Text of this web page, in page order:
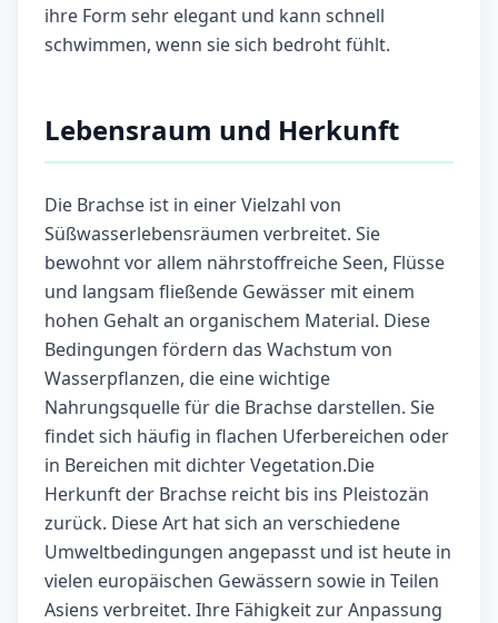
ihre Form sehr elegant und kann schnell
schwimmen, wenn sie sich bedroht fühlt.
Lebensraum und Herkunft
Die Brachse ist in einer Vielzahl von
Süßwasserlebensräumen verbreitet. Sie
bewohnt vor allem nährstoffreiche Seen, Flüsse
und langsam fließende Gewässer mit einem
hohen Gehalt an organischem Material. Diese
Bedingungen fördern das Wachstum von
Wasserpflanzen, die eine wichtige
Nahrungsquelle für die Brachse darstellen. Sie
findet sich häufig in flachen Uferbereichen oder
in Bereichen mit dichter Vegetation.Die
Herkunft der Brachse reicht bis ins Pleistozän
zurück. Diese Art hat sich an verschiedene
Umweltbedingungen angepasst und ist heute in
vielen europäischen Gewässern sowie in Teilen
Asiens verbreitet. Ihre Fähigkeit zur Anpassung